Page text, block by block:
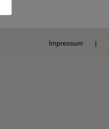
Impressum